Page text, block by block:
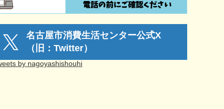
名古屋市消費生活センター公式X
（旧：Twitter）
by nagoyashishouhi